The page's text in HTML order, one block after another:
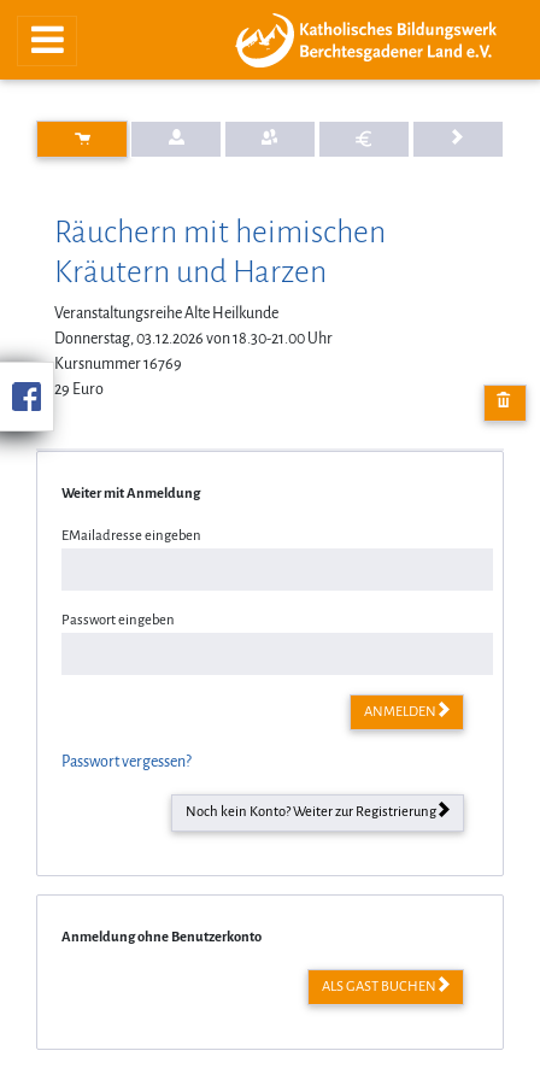
Räuchern mit heimischen
Kräutern und Harzen
Veranstaltungsreihe Alte Heilkunde
Donnerstag, 03.12.2026 von 18.30-21.00 Uhr
Kursnummer 16769
29 Euro
Weiter mit Anmeldung
EMailadresse eingeben
Passwort eingeben
ANMELDEN
Passwort vergessen?
Noch kein Konto? Weiter zur Registrierung
Anmeldung ohne Benutzerkonto
ALS GAST BUCHEN